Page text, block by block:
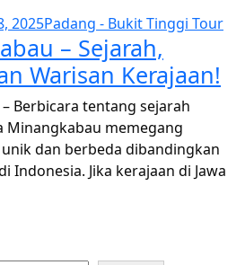
2025Padang - Bukit Tinggi Tour
– Sejarah,
Warisan Kerajaan!
Berbicara tentang sejarah
Minangkabau memegang
dan berbeda dibandingkan
Indonesia. Jika kerajaan di Jawa